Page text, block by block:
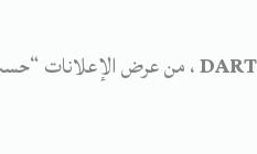
DART، من عرض الإعلانات “حسب